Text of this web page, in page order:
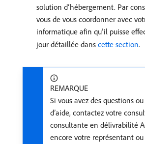
solution d’hébergement. Par
vous de vous coordonner avec
informatique afin qu’il puisse
jour détaillée dans cette section.
REMARQUE
Si vous avez des questions
d’aide, contactez votre
consultante en délivrabilité
encore votre représentant ou